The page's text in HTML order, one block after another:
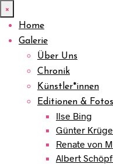
×
Home
Galerie
Über Uns
Chronik
Künstler*innen
Editionen & Fotos
Ilse Bing
Günter
Renate von
Albert